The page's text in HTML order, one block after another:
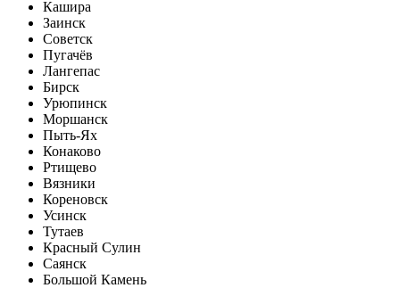
Кашира
Заинск
Советск
Пугачёв
Лангепас
Бирск
Урюпинск
Моршанск
Пыть-Ях
Конаково
Ртищево
Вязники
Кореновск
Усинск
Тутаев
Красный Сулин
Саянск
Большой Камень